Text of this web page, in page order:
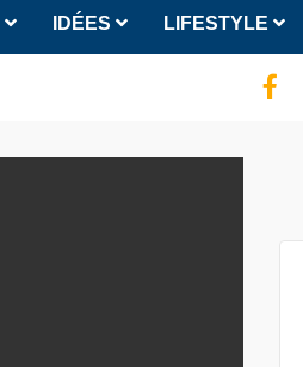
IDÉES LIFESTYLE